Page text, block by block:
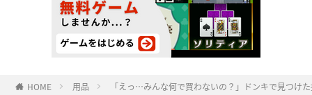
HOME 用品 「えっ…みんな何で買わないの？」ドンキで見つけ